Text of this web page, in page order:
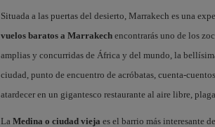
Situada a las puertas del desierto, Marrakech es una
vuelos baratos a Marrakechencontrarás uno de los
amplias y concurridas de África y del mundo, la
ciudad, punto de encuentro de acróbatas, cuenta-
atardecer en un gigantesco restaurante al aire libre,
La Medina o ciudad vieja es el barrio más interesante